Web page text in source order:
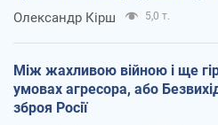
Олександр Кірш 5,0 т.
Між жахливою війною і ще
умовах агресора, або
зброя Росії